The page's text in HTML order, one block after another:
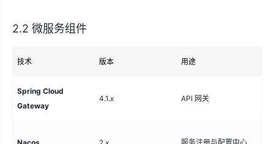
2.2 微服务组件
技术 版本 用途
Spring Cloud
Gateway
4.1.x API 网关